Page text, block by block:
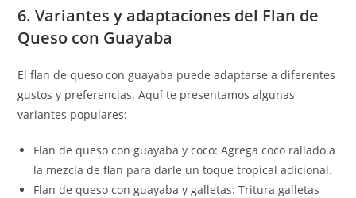
6. Variantes y adaptaciones del Flan de
Queso con Guayaba
El flan de queso con guayaba puede adaptarse a diferentes
gustos y preferencias. Aquí te presentamos algunas
variantes populares:
Flan de queso con guayaba y coco: Agrega coco rallado a
la mezcla de flan para darle un toque tropical adicional.
Flan de queso con guayaba y galletas: Tritura galletas